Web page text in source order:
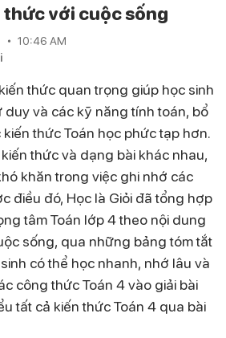
thức với cuộc sống
10:46 AM
thức quan trọng giúp học sinh
và các kỹ năng tính toán, bổ
thức Toán học phức tạp hơn.
thức và dạng bài khác nhau,
khăn trong việc ghi nhớ các
điều đó, Học là Giỏi đã tổng hợp
tâm Toán lớp 4 theo nội dung
sống, qua những bảng tóm tắt
có thể học nhanh, nhớ lâu và
công thức Toán 4 vào giải bài
tất cả kiến thức Toán 4 qua bài